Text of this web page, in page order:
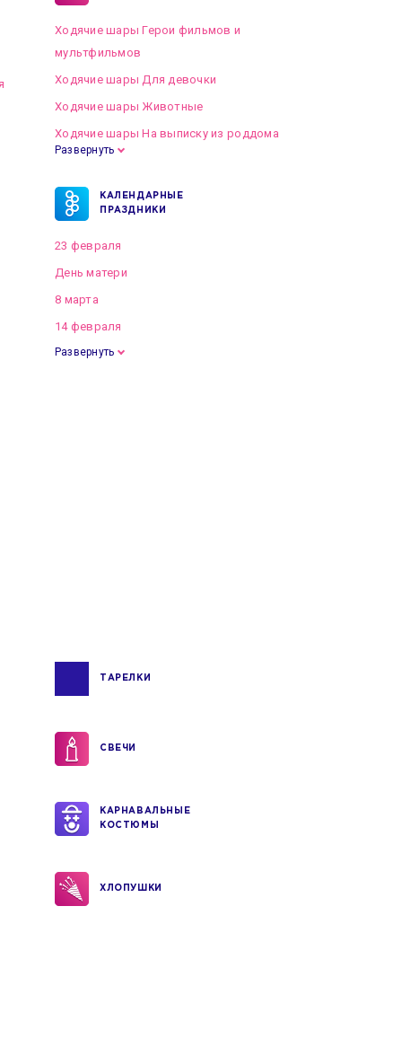
Ходячие шары Герои фильмов и
мультфильмов
Ходячие шары Для девочки
Ходячие шары Животные
Ходячие шары На выписку из роддома
Развернуть
КАЛЕНДАРНЫЕ
ПРАЗДНИКИ
23 февраля
День матери
8 марта
14 февраля
Развернуть
ТАРЕЛКИ
СВЕЧИ
КАРНАВАЛЬНЫЕ
КОСТЮМЫ
ХЛОПУШКИ